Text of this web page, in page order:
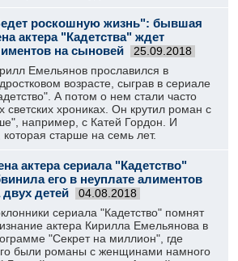
роскошную жизнь": бывшая
актера "Кадетства" ждет
на сыновей
25.09.2018
Емельянов прославился в
возрасте, сыграв в сериале
А потом о нем стали часто
светских хрониках. Он крутил роман с
например, с Катей Гордон. И
старше на семь лет.
актера сериала "Кадетство"
его в неуплате алиментов
двух детей
04.08.2018
сериала "Кадетство" помнят
актера Кирилла Емельянова в
"Секрет на миллион", где
были романы с женщинами намного